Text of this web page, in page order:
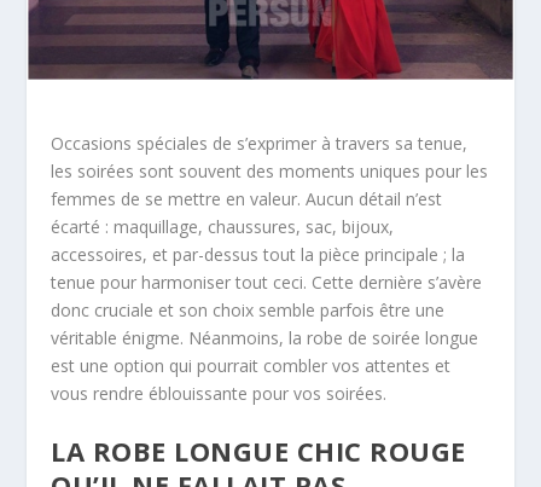
Occasions spéciales de s’exprimer à travers sa tenue,
les soirées sont souvent des moments uniques pour les
femmes de se mettre en valeur. Aucun détail n’est
écarté : maquillage, chaussures, sac, bijoux,
accessoires, et par-dessus tout la pièce principale ; la
tenue pour harmoniser tout ceci. Cette dernière s’avère
donc cruciale et son choix semble parfois être une
véritable énigme. Néanmoins, la robe de soirée longue
est une option qui pourrait combler vos attentes et
vous rendre éblouissante pour vos soirées.
LA ROBE LONGUE CHIC ROUGE